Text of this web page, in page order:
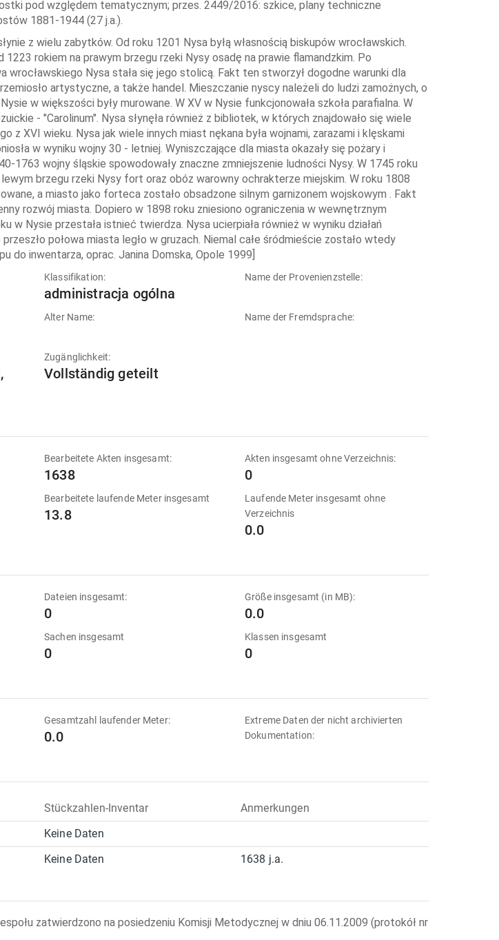
pod względem tematycznym; przes. 2449/2016: szkice, plany techniczne
1881-1944 (27 j.a.).
z wielu zabytków. Od roku 1201 Nysa byłą własnością biskupów wrocławskich.
1223 rokiem na prawym brzegu rzeki Nysy osadę na prawie flamandzkim. Po
wrocławskiego Nysa stała się jego stolicą. Fakt ten stworzył dogodne warunki dla
artystyczne, a także handel. Mieszczanie nyscy należeli do ludzi zamożnych, o
w większości były murowane. W XV w Nysie funkcjonowała szkoła parafialna. W
- "Carolinum". Nysa słynęła również z bibliotek, w których znajdowało się wiele
z XVI wieku. Nysa jak wiele innych miast nękana była wojnami, zarazami i klęskami
w wyniku wojny 30 - letniej. Wyniszczające dla miasta okazały się pożary i
1763 wojny śląskie spowodowały znaczne zmniejszenie ludności Nysy. W 1745 roku
lewym brzegu rzeki Nysy fort oraz obóz warowny ochrakterze miejskim. W roku 1808
a miasto jako forteca zostało obsadzone silnym garnizonem wojskowym . Fakt
rozwój miasta. Dopiero w 1898 roku zniesiono ograniczenia w wewnętrznym
w Nysie przestała istnieć twierdza. Nysa ucierpiała również w wyniku działań
połowa miasta legło w gruzach. Niemal całe śródmieście zostało wtedy
do inwentarza, oprac. Janina Domska, Opole 1999]
Klassifikation:
administracja ogólna
Name der Provenienzstelle:
Alter Name: Name der Fremdsprache:
Zugänglichkeit:
Vollständig geteilt
Bearbeitete Akten insgesamt:
1638
Akten insgesamt ohne Verzeichnis:
0
Bearbeitete laufende Meter insgesamt
13.8
Laufende Meter insgesamt ohne
Verzeichnis
0.0
Dateien insgesamt:
0
Größe insgesamt (in MB):
0.0
Sachen insgesamt
0
Klassen insgesamt
0
Gesamtzahl laufender Meter:
0.0
Extreme Daten der nicht archivierten
Dokumentation:
Stückzahlen-Inventar
Anmerkungen
Keine Daten
Keine Daten 1638 j.a.
zatwierdzono na posiedzeniu Komisji Metodycznej w dniu 06.11.2009 (protokół nr